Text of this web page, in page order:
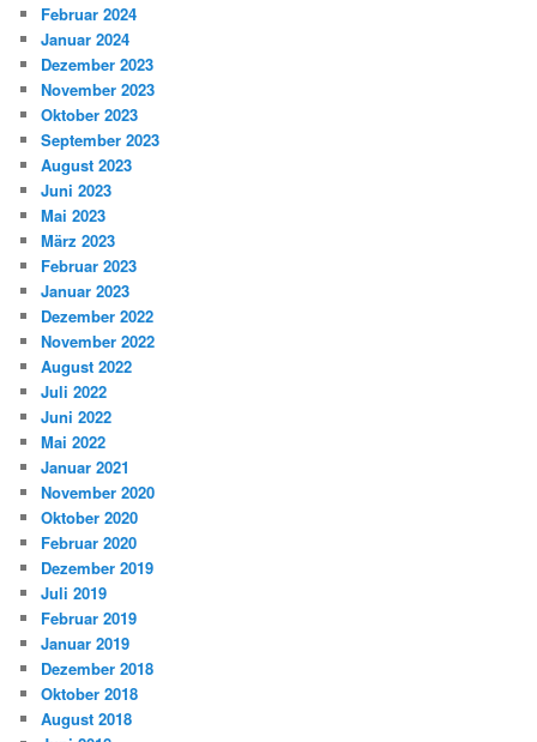
Februar 2024
Januar 2024
Dezember 2023
November 2023
Oktober 2023
September 2023
August 2023
Juni 2023
Mai 2023
März 2023
Februar 2023
Januar 2023
Dezember 2022
November 2022
August 2022
Juli 2022
Juni 2022
Mai 2022
Januar 2021
November 2020
Oktober 2020
Februar 2020
Dezember 2019
Juli 2019
Februar 2019
Januar 2019
Dezember 2018
Oktober 2018
August 2018